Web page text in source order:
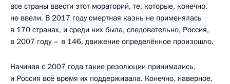
все страны ввести этот мораторий, те, которые, конечно,
не ввели. В 2017 году смертная казнь не применялась
в 170 странах, и среди них была, следовательно, Россия,
в 2007 году – в 146, движение определённое произошло.
Начиная с 2007 года такие резолюции принимались,
и Россия всё время их поддерживала. Конечно, наверное,